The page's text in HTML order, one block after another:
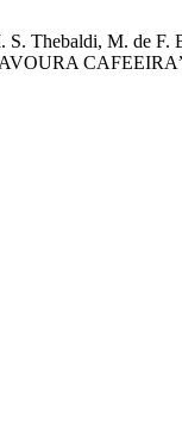
S. Thebaldi, M. de